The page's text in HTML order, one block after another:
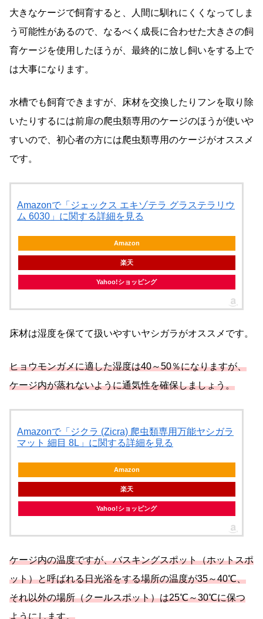
大きなケージで飼育すると、人間に馴れにくくなってしま
う可能性があるので、なるべく成長に合わせた大きさの飼
育ケージを使用したほうが、最終的に放し飼いをする上で
は大事になります。
水槽でも飼育できますが、床材を交換したりフンを取り除
いたりするには前扉の爬虫類専用のケージのほうが使いや
すいので、初心者の方には爬虫類専用のケージがオススメ
です。
Amazonで「ジェックス エキゾテラ グラステラリウ
ム 6030」に関する詳細を見る
Amazon
楽天
Yahoo!ショッピング
床材は湿度を保てて扱いやすいヤシガラがオススメです。
ヒョウモンガメに適した湿度は40～50％になりますが、
ケージ内が蒸れないように通気性を確保しましょう。
Amazonで「ジクラ (Zicra) 爬虫類専用万能ヤシガラ
マット 細目 8L」に関する詳細を見る
Amazon
楽天
Yahoo!ショッピング
ケージ内の温度ですが、バスキングスポット（ホットスポ
ット）と呼ばれる日光浴をする場所の温度が35～40℃、
それ以外の場所（クールスポット）は25℃～30℃に保つ
ようにします。